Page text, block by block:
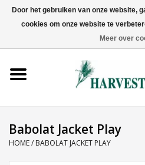
Tenniskleding
Babolat Jacket Play
HOME/ BABOLAT JACKET PLAY
Door het gebruiken van onze website,
cookies om onze website te
Meer over